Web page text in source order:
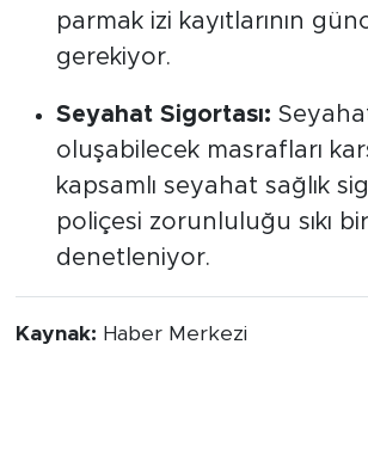
parmak izi kayıtlarının
gerekiyor.
Seyahat Sigortası:
oluşabilecek masrafları
kapsamlı seyahat sağlık
poliçesi zorunluluğu sıkı
denetleniyor.
Kaynak: Haber Merkezi